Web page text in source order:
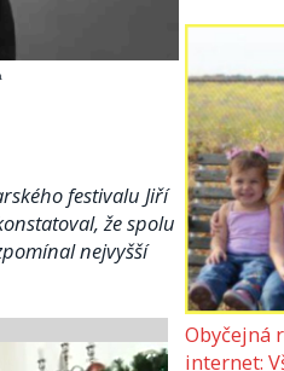
festivalu Jiří
že spolu
nejvyšší
Obyčejná
internet: